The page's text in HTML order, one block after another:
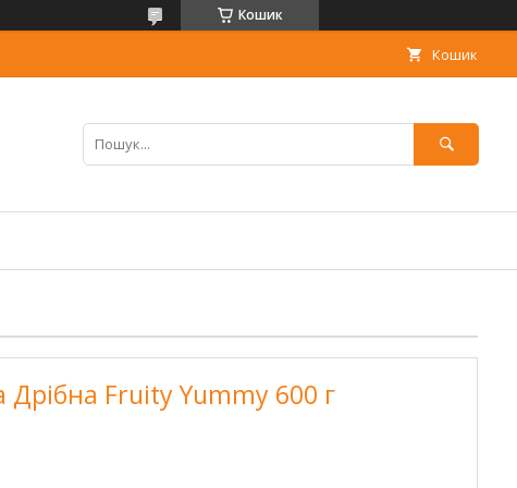
Кошик
Кошик
Дрібна Fruity Yummy 600 г